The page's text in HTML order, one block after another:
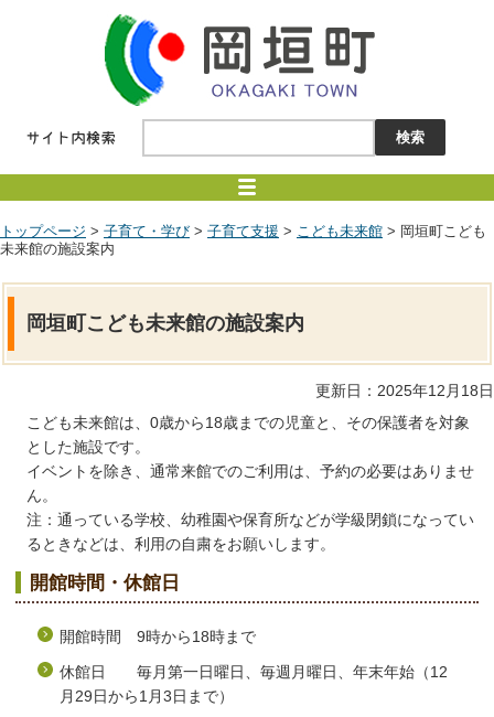
トップページ > 子育て・学び > 子育て支援 > こども未来館 > 岡垣町こども
未来館の施設案内
岡垣町こども未来館の施設案内
更新日：2025年12月18日
こども未来館は、0歳から18歳までの児童と、その保護者を対象
とした施設です。
イベントを除き、通常来館でのご利用は、予約の必要はありませ
ん。
注：通っている学校、幼稚園や保育所などが学級閉鎖になってい
るときなどは、利用の自粛をお願いします。
開館時間・休館日
開館時間 9時から18時まで
休館日 毎月第一日曜日、毎週月曜日、年末年始（12
月29日から1月3日まで）